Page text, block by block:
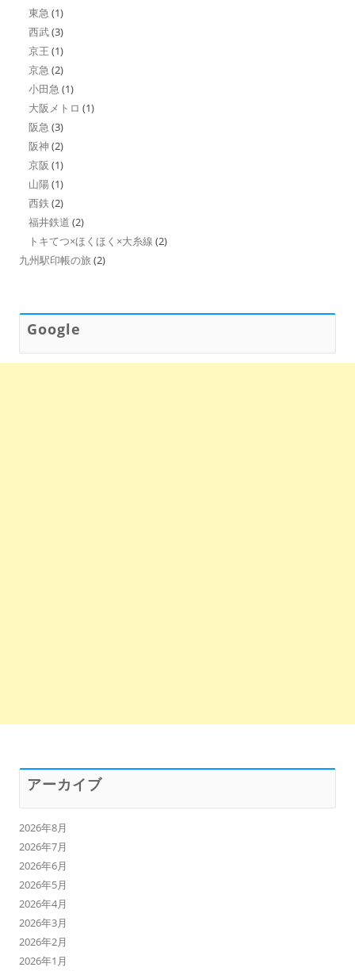
東急 (1)
西武(3)
京王 (1)
京急 (2)
小田急 (1)
大阪メトロ (1)
阪急 (3)
阪神 (2)
京阪 (1)
山陽 (1)
西鉄 (2)
福井鉄道 (2)
トキてつ×ほくほく×大糸線 (2)
九州駅印帳の旅 (2)
Google
アーカイブ
2026年8月
2026年7月
2026年6月
2026年5月
2026年4月
2026年3月
2026年2月
2026年1月